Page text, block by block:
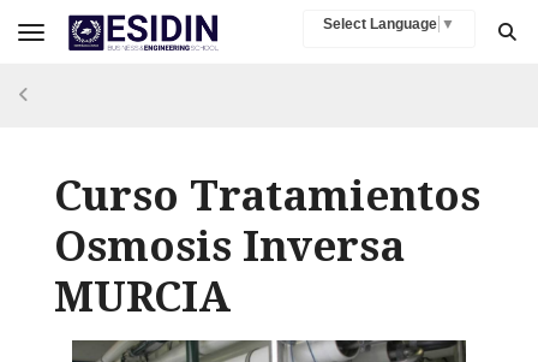
Select Language ▼
Toggle navigation
Curso Tratamientos
Osmosis Inversa
MURCIA